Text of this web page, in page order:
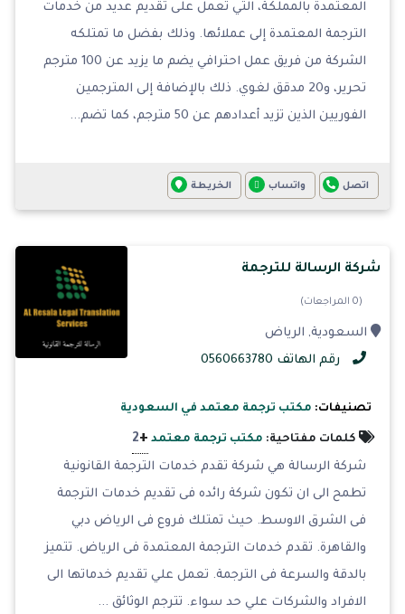
المعتمدة بالمملكة، التي تعمل على تقديم عديد من خدمات
الترجمة المعتمدة إلى عملائها. وذلك بفضل ما تمتلكه
الشركة من فريق عمل احترافي يضم ما يزيد عن 100 مترجم
تحرير، و20 مدقق لغوي. ذلك بالإضافة إلى المترجمين
الفوريين الذين تزيد أعدادهم عن 50 مترجم، كما تضم...
اتصل واتساب الخريطة
شركة الرسالة للترجمة
(0 المراجعات)
السعودية, الرياض
رقم الهاتف 0560663780
تصنيفات: مكتب ترجمة معتمد في السعودية
كلمات مفتاحية: مكتب ترجمة معتمد +
2
شركة الرسالة هي شركة تقدم خدمات الترجمة القانونية
تطمح الى ان تكون شركة رائده فى تقديم خدمات الترجمة
فى الشرق الاوسط. حيث تمتلك فروع فى الرياض دبي
والقاهرة. تقدم خدمات الترجمة المعتمدة فى الرياض. تتميز
بالدقة والسرعة فى الترجمة. تعمل علي تقديم خدماتها الى
الافراد والشركات علي حد سواء. تترجم الوثائق ...